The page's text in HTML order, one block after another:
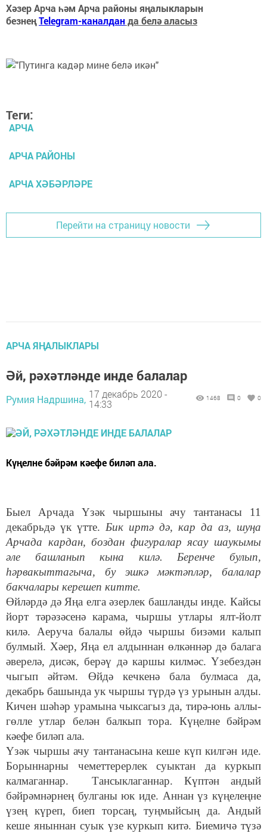
Хәзер Арча һәм Арча районы яңалыкларын
безнеңTelegram-каналданда белә аласыз
Теги:
АРЧА
АРЧА РАЙОНЫ
АРЧА ХӘБӘРЛӘРЕ
Перейти на страницу новости
АРЧА ЯҢАЛЫКЛАРЫ
Әй, рәхәтләнде инде балалар
Румия Надршина, 17 декабрь 2020 -
14:33
1468 0 0
Күңелне бәйрәм кәефе биләп ала.
Быел Арчада Үзәк чыршыны ачу тантанасы 11
декабрьдә үк үтте. Бик иртә дә, кар да аз, шуңа
Арчада кардан, боздан фигуралар ясау шаукымы
әле башланып кына килә. Беренче булып,
һәрвакыттагыча, бу эшкә мәктәпләр, балалар
бакчалары керешеп китте.
Өйләрдә дә Яңа елга әзерлек башланды инде. Кайсы
йорт тәрәзәсенә карама, чыршы утлары ялт-йолт
килә. Аеруча балалы өйдә чыршы бизәми калып
булмый. Хәер, Яңа ел алдыннан өлкәннәр дә балага
әверелә, дисәк, берәү дә каршы килмәс. Үзебездән
чыгып әйтәм. Өйдә кечкенә бала булмаса да,
декабрь башында ук чыршы түрдә үз урынын алды.
Кичен шәһәр урамына чыксагыз да, тирә-юнь аллы-
гөлле утлар белән балкып тора. Күңелне бәйрәм
кәефе биләп ала.
Үзәк чыршы ачу тантанасына кеше күп килгән иде.
Борыннарны чеметтерерлек суыктан да куркып
калмаганнар. Тансыклаганнар. Күптән андый
бәйрәмнәрнең булганы юк иде. Аннан үз күңелеңне
үзең күреп, биеп торсаң, туңмыйсың да. Андый
кеше яныннан суык үзе куркып китә. Биемичә түзә